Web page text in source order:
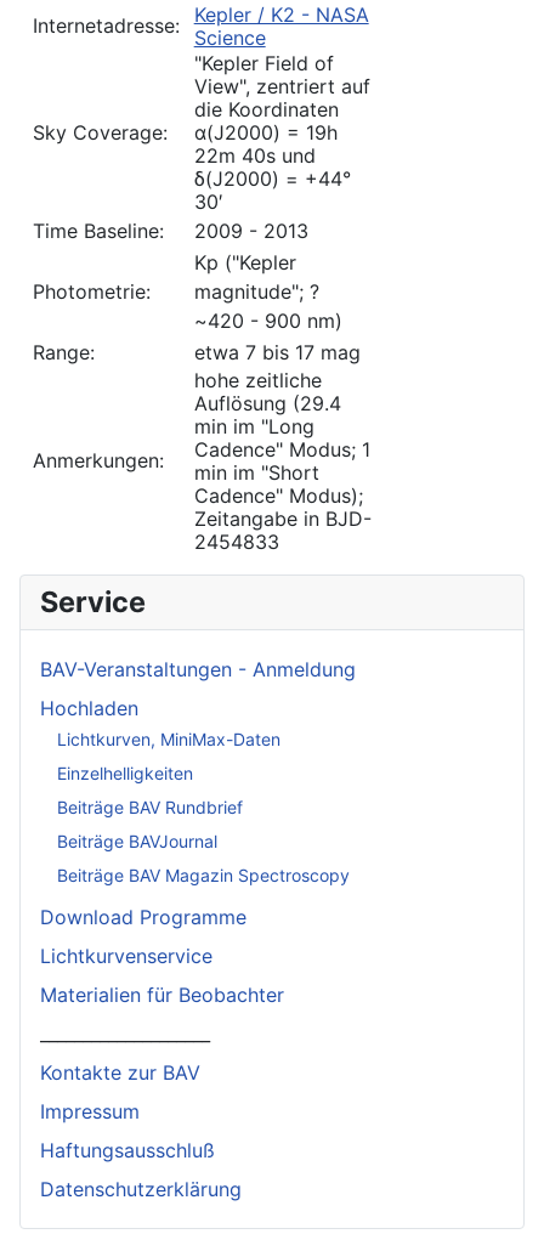
Internetadresse:
Kepler / K2 - NASA
Science
Sky Coverage:
"Kepler Field of
View", zentriert auf
die Koordinaten
α(J2000) = 19h
22m 40s und
δ(J2000) = +44°
30′
Time Baseline:
2009 - 2013
Photometrie:
Kp ("Kepler
magnitude"; ?
~420 - 900 nm)
Range:
etwa 7 bis 17 mag
Anmerkungen:
hohe zeitliche
Auflösung (29.4
min im "Long
Cadence" Modus; 1
min im "Short
Cadence" Modus);
Zeitangabe in BJD-
2454833
Service
BAV-Veranstaltungen - Anmeldung
Hochladen
Lichtkurven, MiniMax-Daten
Einzelhelligkeiten
Beiträge BAV Rundbrief
Beiträge BAVJournal
Beiträge BAV Magazin Spectroscopy
Download Programme
Lichtkurvenservice
Materialien für Beobachter
Kontakte zur BAV
Impressum
Haftungsausschluß
Datenschutzerklärung